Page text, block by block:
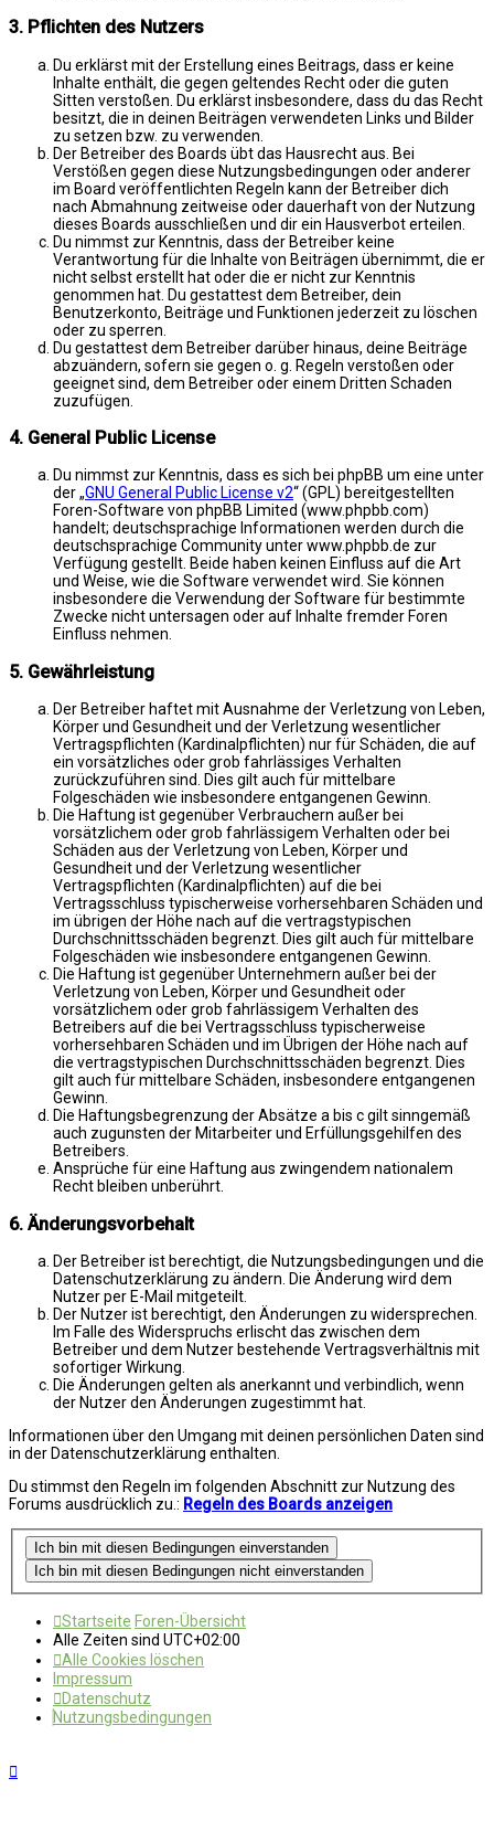
3. Pflichten des Nutzers
Du erklärst mit der Erstellung eines Beitrags, dass er keine
Inhalte enthält, die gegen geltendes Recht oder die guten
Sitten verstoßen. Du erklärst insbesondere, dass du das Recht
besitzt, die in deinen Beiträgen verwendeten Links und Bilder
zu setzen bzw. zu verwenden.
Der Betreiber des Boards übt das Hausrecht aus. Bei
Verstößen gegen diese Nutzungsbedingungen oder anderer
im Board veröffentlichten Regeln kann der Betreiber dich
nach Abmahnung zeitweise oder dauerhaft von der Nutzung
dieses Boards ausschließen und dir ein Hausverbot erteilen.
Du nimmst zur Kenntnis, dass der Betreiber keine
Verantwortung für die Inhalte von Beiträgen übernimmt, die er
nicht selbst erstellt hat oder die er nicht zur Kenntnis
genommen hat. Du gestattest dem Betreiber, dein
Benutzerkonto, Beiträge und Funktionen jederzeit zu löschen
oder zu sperren.
Du gestattest dem Betreiber darüber hinaus, deine Beiträge
abzuändern, sofern sie gegen o. g. Regeln verstoßen oder
geeignet sind, dem Betreiber oder einem Dritten Schaden
zuzufügen.
4. General Public License
Du nimmst zur Kenntnis, dass es sich bei phpBB um eine unter
der „GNU General Public License v2“ (GPL) bereitgestellten
Foren-Software von phpBB Limited (www.phpbb.com)
handelt; deutschsprachige Informationen werden durch die
deutschsprachige Community unter www.phpbb.de zur
Verfügung gestellt. Beide haben keinen Einfluss auf die Art
und Weise, wie die Software verwendet wird. Sie können
insbesondere die Verwendung der Software für bestimmte
Zwecke nicht untersagen oder auf Inhalte fremder Foren
Einfluss nehmen.
5. Gewährleistung
Der Betreiber haftet mit Ausnahme der Verletzung von Leben,
Körper und Gesundheit und der Verletzung wesentlicher
Vertragspflichten (Kardinalpflichten) nur für Schäden, die auf
ein vorsätzliches oder grob fahrlässiges Verhalten
zurückzuführen sind. Dies gilt auch für mittelbare
Folgeschäden wie insbesondere entgangenen Gewinn.
Die Haftung ist gegenüber Verbrauchern außer bei
vorsätzlichem oder grob fahrlässigem Verhalten oder bei
Schäden aus der Verletzung von Leben, Körper und
Gesundheit und der Verletzung wesentlicher
Vertragspflichten (Kardinalpflichten) auf die bei
Vertragsschluss typischerweise vorhersehbaren Schäden und
im übrigen der Höhe nach auf die vertragstypischen
Durchschnittsschäden begrenzt. Dies gilt auch für mittelbare
Folgeschäden wie insbesondere entgangenen Gewinn.
Die Haftung ist gegenüber Unternehmern außer bei der
Verletzung von Leben, Körper und Gesundheit oder
vorsätzlichem oder grob fahrlässigem Verhalten des
Betreibers auf die bei Vertragsschluss typischerweise
vorhersehbaren Schäden und im Übrigen der Höhe nach auf
die vertragstypischen Durchschnittsschäden begrenzt. Dies
gilt auch für mittelbare Schäden, insbesondere entgangenen
Gewinn.
Die Haftungsbegrenzung der Absätze a bis c gilt sinngemäß
auch zugunsten der Mitarbeiter und Erfüllungsgehilfen des
Betreibers.
Ansprüche für eine Haftung aus zwingendem nationalem
Recht bleiben unberührt.
6. Änderungsvorbehalt
Der Betreiber ist berechtigt, die Nutzungsbedingungen und die
Datenschutzerklärung zu ändern. Die Änderung wird dem
Nutzer per E-Mail mitgeteilt.
Der Nutzer ist berechtigt, den Änderungen zu widersprechen.
Im Falle des Widerspruchs erlischt das zwischen dem
Betreiber und dem Nutzer bestehende Vertragsverhältnis mit
sofortiger Wirkung.
Die Änderungen gelten als anerkannt und verbindlich, wenn
der Nutzer den Änderungen zugestimmt hat.
Informationen über den Umgang mit deinen persönlichen Daten sind
in der Datenschutzerklärung enthalten.
Du stimmst den Regeln im folgenden Abschnitt zur Nutzung des
Forums ausdrücklich zu.: Regeln des Boards anzeigen
Startseite Foren-Übersicht
Alle Zeiten sind UTC+02:00
Alle Cookies löschen
Impressum
Datenschutz
Nutzungsbedingungen